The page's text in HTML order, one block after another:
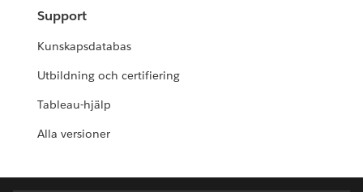
Support
Kunskapsdatabas
Utbildning och certifiering
Tableau-hjälp
Alla versioner